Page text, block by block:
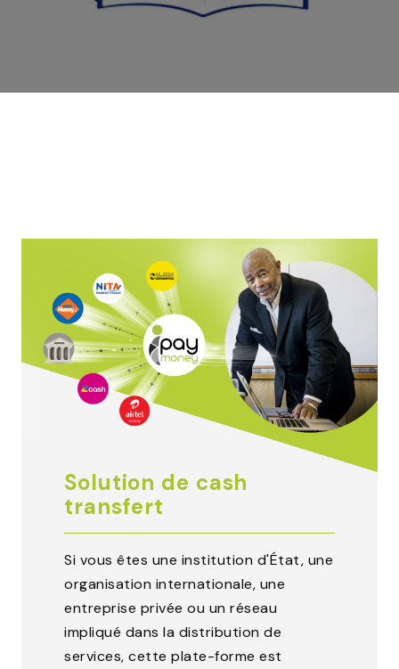
Solution de cash
transfert
Si vous êtes une institution d'État, une
organisation internationale, une
entreprise privée ou un réseau
impliqué dans la distribution de
services, cette plate-forme est